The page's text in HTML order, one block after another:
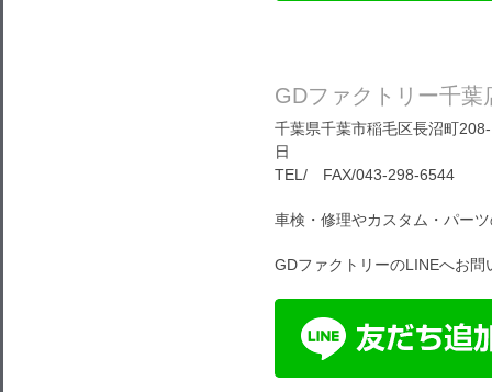
GDファクトリー千葉
千葉県千葉市稲毛区長沼町
日
TEL/ FAX/043-298-6544
車検・修理やカスタム・パー
GDファクトリーのLINEへお問